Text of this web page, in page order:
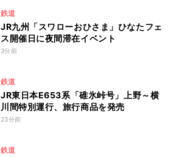
鉄道
JR九州「スワローおひさま」ひなたフェ
ス開催日に夜間滞在イベント
3分前
鉄道
JR東日本E653系「碓氷峠号」上野～横
川間特別運行、旅行商品を発売
23分前
鉄道